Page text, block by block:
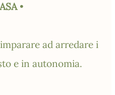
•
ad arredare i
e in autonomia.